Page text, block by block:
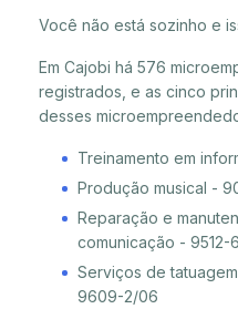
Você não está sozinho e
Em Cajobi há 576
registrados, e as cinco
desses
Treinamento em
Produção musical -
Reparação e
comunicação - 9512-
Serviços de
9609-2/06